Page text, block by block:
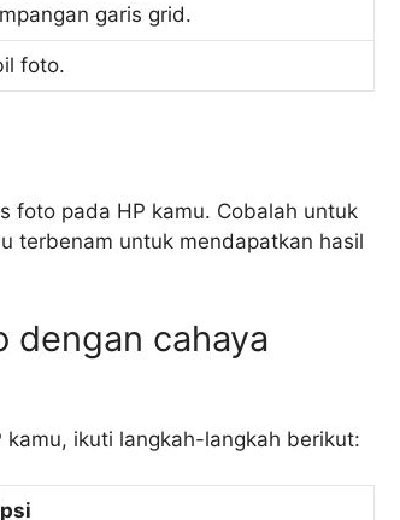
garis grid.
foto.
foto pada HP kamu. Cobalah untuk
terbenam untuk mendapatkan hasil
dengan cahaya
ikuti langkah-langkah berikut: